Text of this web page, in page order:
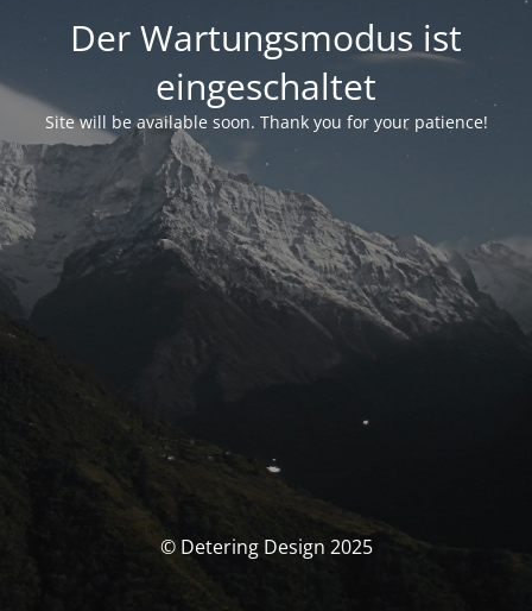
Der Wartungsmodus ist
eingeschaltet
Site will be available soon. Thank you for your patience!
© Detering Design 2025